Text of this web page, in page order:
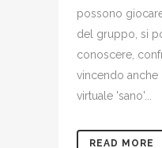
possono
del gruppo, si
conoscere,
vincendo
virtuale 'sano'...
READ MORE